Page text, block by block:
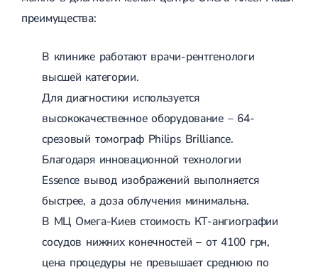
преимущества:
В клинике работают врачи-рентгенологи
высшей категории.
Для диагностики используется
высококачественное оборудование – 64-
срезовый томограф Philips Brilliance.
Благодаря инновационной технологии
Essence вывод изображений выполняется
быстрее, а доза облучения минимальна.
В МЦ Омега-Киев стоимость КТ-ангиографии
сосудов нижних конечностей – от 4100 грн,
цена процедуры не превышает среднюю по